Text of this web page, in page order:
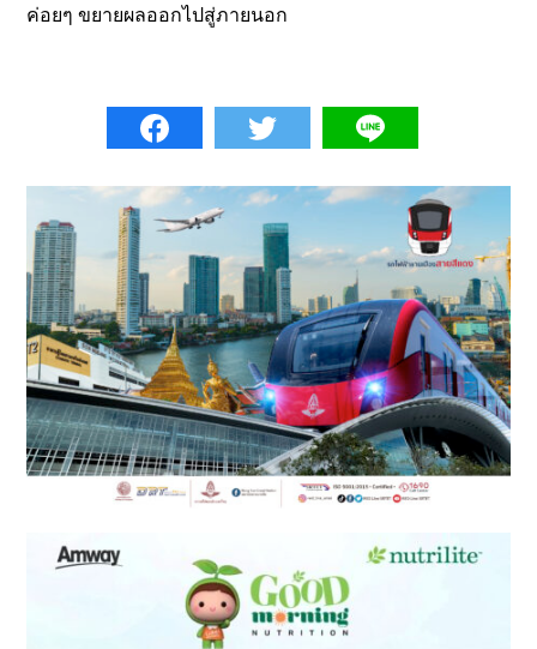
ค่อยๆ ขยายผลออกไปสู่ภายนอก